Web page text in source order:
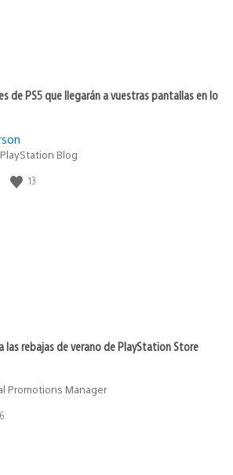
de PS5 que llegarán a vuestras pantallas en lo
Blog
13
las rebajas de verano de PlayStation Store
Promotions Manager